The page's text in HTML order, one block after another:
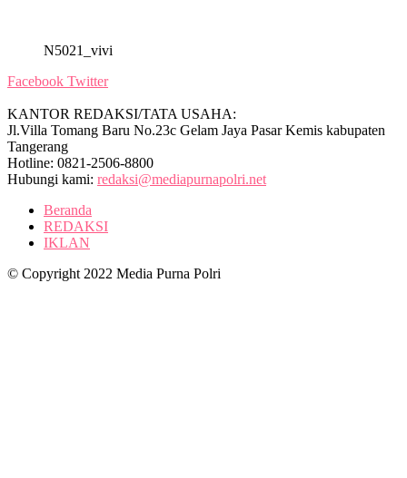
N5021_vivi
Facebook Twitter
KANTOR REDAKSI/TATA USAHA:
Jl.Villa Tomang Baru No.23c Gelam Jaya Pasar Kemis kabupaten
Tangerang
Hotline: 0821-2506-8800
Hubungi kami: redaksi@mediapurnapolri.net
Beranda
REDAKSI
IKLAN
© Copyright 2022 Media Purna Polri